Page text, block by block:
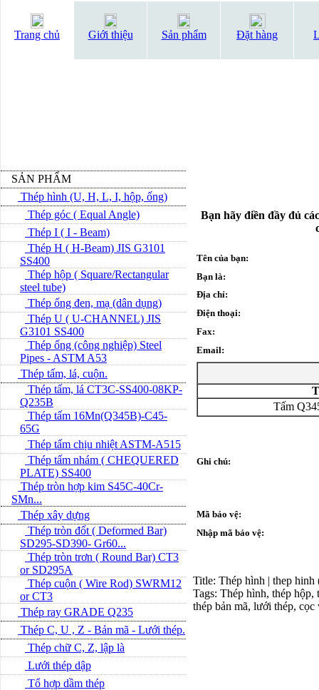
Trang chủ Giới thiệu Sản phẩm Đặt hàng
SẢN PHẨM
Thép hình (U, H, L, I, hộp, ống)
Thép góc ( Equal Angle)
Thép I ( I - Beam)
Thép H ( H-Beam) JIS G3101
SS400
Thép hộp ( Square/Rectangular
steel tube)
Thép ống đen, mạ (dân dụng)
Thép U ( U-CHANNEL) JIS
G3101 SS400
Thép ống (công nghiệp) Steel
Pipes - ASTM A53
Thép tấm, lá, cuộn.
Thép tấm, lá CT3C-SS400-08KP-
Q235B
Thép tấm 16Mn(Q345B)-C45-
65G
Thép tấm chịu nhiệt ASTM-A515
Thép tấm nhám ( CHEQUERED
PLATE) SS400
Thép tròn hợp kim S45C-40Cr-
SMn...
Thép xây dựng
Thép tròn đốt ( Deformed Bar)
SD295-SD390- Gr60...
Thép tròn trơn ( Round Bar) CT3
or SD295A
Thép cuộn ( Wire Rod) SWRM12
or CT3
Thép ray GRADE Q235
Thép C, U , Z - Bản mã - L­ưới thép.
Thép chữ C, Z, lập là
Lưới thép dập
Tổ hợp dầm thép
Bạn hãy điền đầy đủ
Tên của bạn:
Bạn là:
Địa chỉ:
Điện thoại:
Fax:
Email:
Tấm
Ghi chú:
Mã bảo vệ:
Nhập mã bảo vệ:
Title: Thép hình | thep
Tags: Thép hình, thép hộp,
thép bản mã, lưới thép, cọc